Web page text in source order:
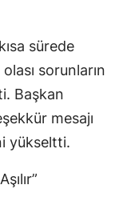
sürede
sorunların
Başkan
mesajı
yükseltti.